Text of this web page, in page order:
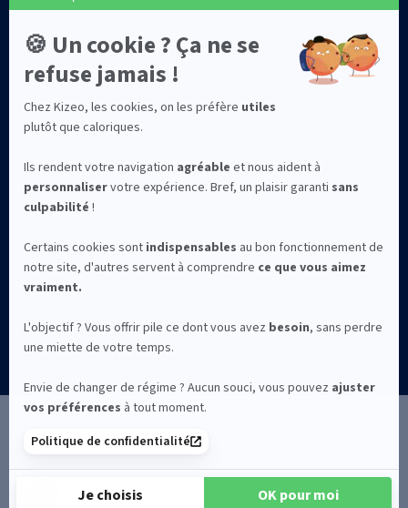
Qui sommes-nous ?
©2026 Kizeo Forms
La solution Kizeo Forms est conçue et développée à Avignon avec
par l'entreprise Kizeo
Mentions légales
Confidentialité
CGV